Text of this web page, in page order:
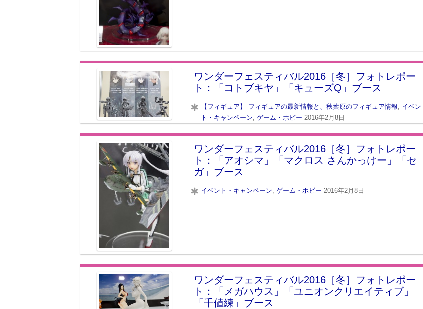
ワンダーフェスティバル2016［冬］フォトレポー
ト：「コトブキヤ」「キューズQ」ブース
【フィギュア】 フィギュアの最新情報と、秋葉原のフィギュア情報
イベン
ト・キャンペーン ゲーム・ホビー 2016年2月8日
ワンダーフェスティバル2016［冬］フォトレポー
ト：「アオシマ」「マクロス さんかっけー」「セ
ガ」ブース
イベント・キャンペーン, ゲーム・ホビー 2016年2月8日
ワンダーフェスティバル2016［冬］フォトレポー
ト：「メガハウス」「ユニオンクリエイティブ」
「千値練」ブース